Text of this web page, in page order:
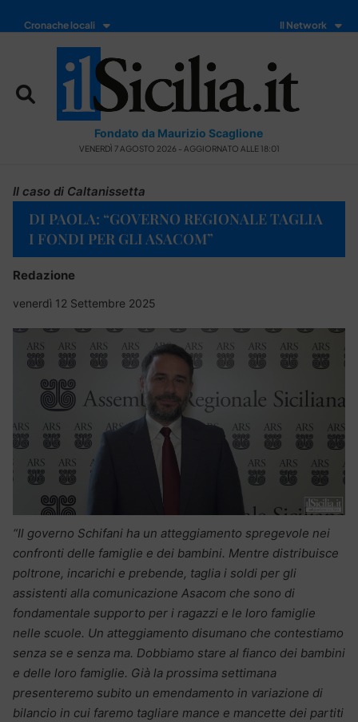
Cronache locali Il Network
Fondato da Maurizio Scaglione
VENERDÌ 7 AGOSTO 2026 - AGGIORNATO ALLE 18:01
Il caso di Caltanissetta
DI PAOLA: “GOVERNO REGIONALE TAGLIA
I FONDI PER GLI ASACOM”
Redazione
venerdì 12 Settembre 2025
“Il governo Schifani ha un atteggiamento spregevole nei
confronti delle famiglie e dei bambini. Mentre distribuisce
poltrone, incarichi e prebende, taglia i soldi per gli
assistenti alla comunicazione Asacom che sono di
fondamentale supporto per i ragazzi e le loro famiglie
nelle scuole. Un atteggiamento disumano che contestiamo
senza se e senza ma. Dobbiamo stare al fianco dei bambini
e delle loro famiglie. Già la prossima settimana
presenteremo subito un emendamento in variazione di
bilancio in cui faremo tagliare mance e mancette dei partiti